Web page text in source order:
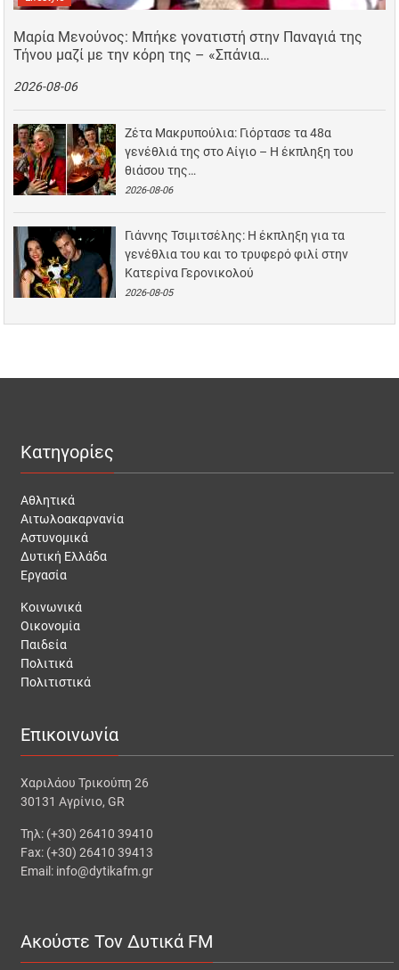
Μαρία Μενούνος: Μπήκε γονατιστή στην Παναγιά της
Τήνου μαζί με την κόρη της – «Σπάνια…
2026-08-06
Ζέτα Μακρυπούλια: Γιόρτασε τα 48α
γενέθλιά της στο Αίγιο – Η έκπληξη του
θιάσου της…
2026-08-06
Γιάννης Τσιμιτσέλης: Η έκπληξη για τα
γενέθλια του και το τρυφερό φιλί στην
Κατερίνα Γερονικολού
2026-08-05
Κατηγορίες
Αθλητικά
Αιτωλοακαρνανία
Αστυνομικά
Δυτική Ελλάδα
Εργασία
Κοινωνικά
Οικονομία
Παιδεία
Πολιτικά
Πολιτιστικά
Επικοινωνία
Χαριλάου Τρικούπη 26
30131 Αγρίνιο, GR
Τηλ: (+30) 26410 39410
Fax: (+30) 26410 39413
Email: info@dytikafm.gr
Ακούστε Τον Δυτικά FM